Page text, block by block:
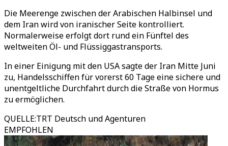
Die Meerenge zwischen der Arabischen Halbinsel und
dem Iran wird von iranischer Seite kontrolliert.
Normalerweise erfolgt dort rund ein Fünftel des
weltweiten Öl- und Flüssiggastransports.
In einer Einigung mit den USA sagte der Iran Mitte Juni
zu, Handelsschiffen für vorerst 60 Tage eine sichere und
unentgeltliche Durchfahrt durch die Straße von Hormus
zu ermöglichen.
QUELLE:TRT Deutsch und Agenturen
EMPFOHLEN